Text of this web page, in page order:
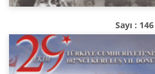
Sayı : 146